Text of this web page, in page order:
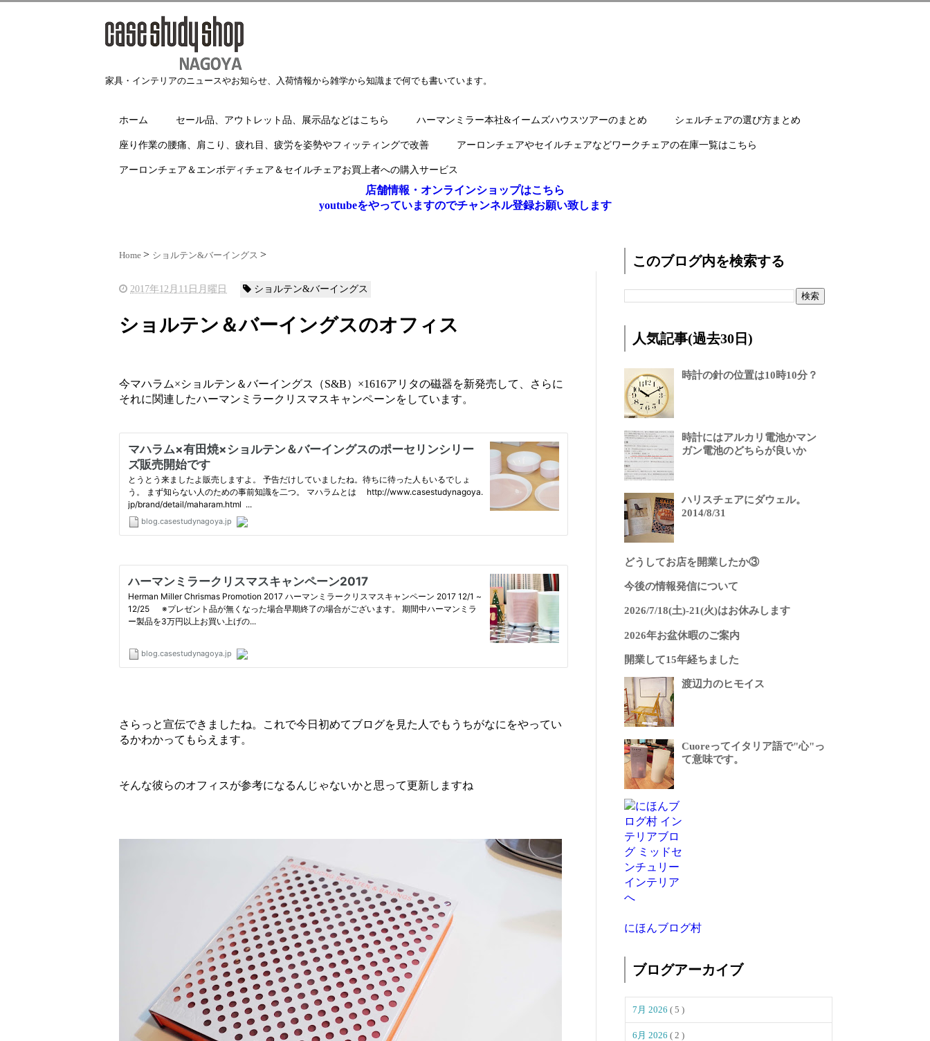
家具・インテリアのニュースやお知らせ、入荷情報から雑学から知識まで何でも書いています。
ホーム セール品、アウトレット品、展示品などはこちら ハーマンミラー本社&イームズハウスツアーのまとめ シェルチェアの選び方まとめ
座り作業の腰痛、肩こり、疲れ目、疲労を姿勢やフィッティングで改善 アーロンチェアやセイルチェアなどワークチェアの在庫一覧はこちら
アーロンチェア＆エンボディチェア＆セイルチェアお買上者への購入サービス
店舗情報・オンラインショップはこちら
youtubeをやっていますのでチャンネル登録お願い致します
Home ショルテン&バーイングス
2017年12月11日月曜日 ショルテン&バーイングス
ショルテン＆バーイングスのオフィス
今マハラム×ショルテン＆バーイングス（S&B）×1616アリタの磁器を新発売して、さらに
それに関連したハーマンミラークリスマスキャンペーンをしています。
さらっと宣伝できましたね。これで今日初めてブログを見た人でもうちがなにをやってい
るかわかってもらえます。
そんな彼らのオフィスが参考になるんじゃないかと思って更新しますね
このブログ内を検索する
人気記事(過去30日)
時計の針の位置は10時10分？
時計にはアルカリ電池かマン
ガン電池のどちらが良いか
ハリスチェアにダウェル。
2014/8/31
どうしてお店を開業したか③
今後の情報発信について
2026/7/18(土)-21(火)はお休みします
2026年お盆休暇のご案内
開業して15年経ちました
渡辺力のヒモイス
Cuoreってイタリア語で"心"っ
て意味です。
にほんブログ村
ブログアーカイブ
7月 2026 ( 5 )
6月 2026 ( 2 )